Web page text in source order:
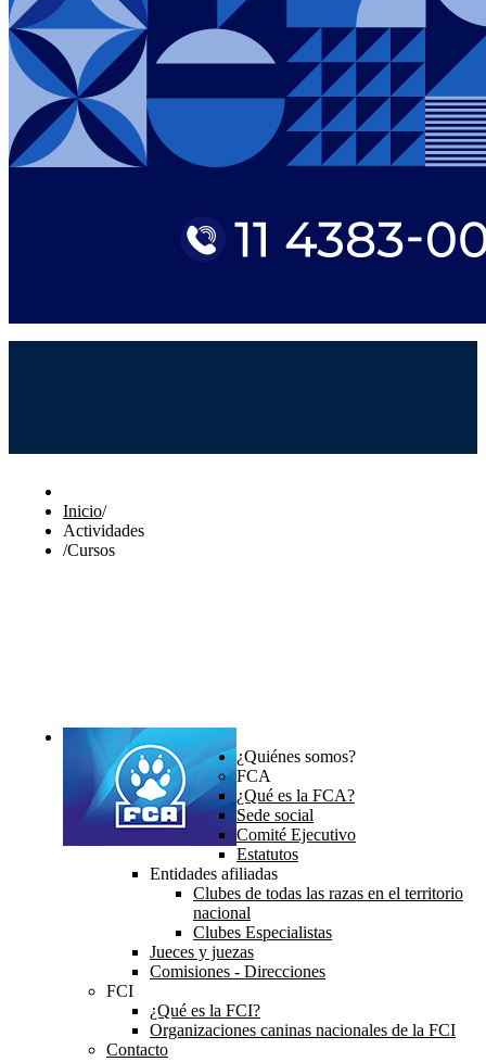
Inicio/
Actividades
/Cursos
¿Quiénes somos?
FCA
¿Qué es la FCA?
Sede social
Comité Ejecutivo
Estatutos
Entidades afiliadas
Clubes de todas las razas en el territorio
nacional
Clubes Especialistas
Jueces y juezas
Comisiones - Direcciones
FCI
¿Qué es la FCI?
Organizaciones caninas nacionales de la FCI
Contacto